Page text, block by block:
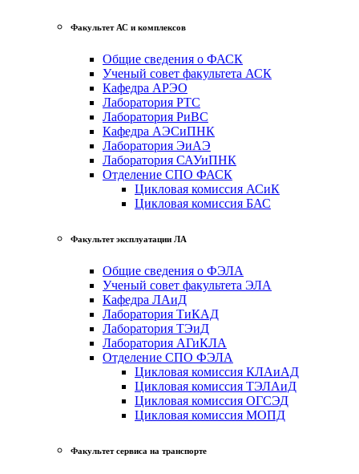
Факультет АС и комплексов
Общие сведения о ФАСК
Ученый совет факультета АСК
Кафедра АРЭО
Лаборатория РТС
Лаборатория РиВС
Кафедра АЭСиПНК
Лаборатория ЭиАЭ
Лаборатория САУиПНК
Отделение СПО ФАСК
Цикловая комиссия АСиК
Цикловая комиссия БАС
Факультет эксплуатации ЛА
Общие сведения о ФЭЛА
Ученый совет факультета ЭЛА
Кафедра ЛАиД
Лаборатория ТиКАД
Лаборатория ТЭиД
Лаборатория АГиКЛА
Отделение СПО ФЭЛА
Цикловая комиссия КЛАиАД
Цикловая комиссия ТЭЛАиД
Цикловая комиссия ОГСЭД
Цикловая комиссия МОПД
Факультет сервиса на транспорте